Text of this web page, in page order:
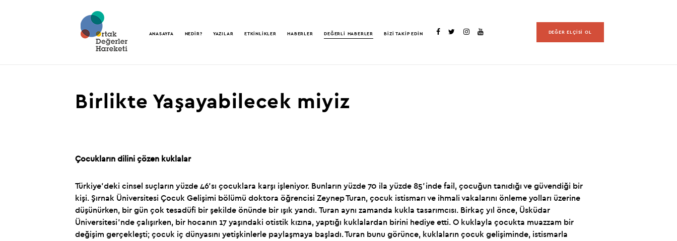
ANASAYFA NEDİR? YAZILAR ETKİNLİKLER HABERLER DEĞERLİ HABERLER BİZİ TAKİP EDİN DEĞER ELÇİSİ OL
Birlikte Yaşayabilecek miyiz
Çocukların dilini çözen kuklalar
Türkiye'deki cinsel suçların yüzde 46'sı çocuklara karşı işleniyor. Bunların yüzde 70 ila yüzde 85’inde fail, çocuğun tanıdığı ve güvendiği bir
kişi. Şırnak Üniversitesi Çocuk Gelişimi bölümü doktora öğrencisi Zeynep Turan, çocuk istismarı ve ihmali vakalarını önleme yolları üzerine
düşünürken, bir gün çok tesadüfi bir şekilde önünde bir ışık yandı. Turan aynı zamanda kukla tasarımcısı. Birkaç yıl önce, Üsküdar
Üniversitesi’nde çalışırken, bir hocanın 17 yaşındaki otistik kızına, yaptığı kuklalardan birini hediye etti. O kuklayla çocukta muazzam bir
değişim gerçekleşti; çocuk iç dünyasını yetişkinlerle paylaşmaya başladı. Turan bunu görünce, kuklaların çocuk gelişiminde, istismarla